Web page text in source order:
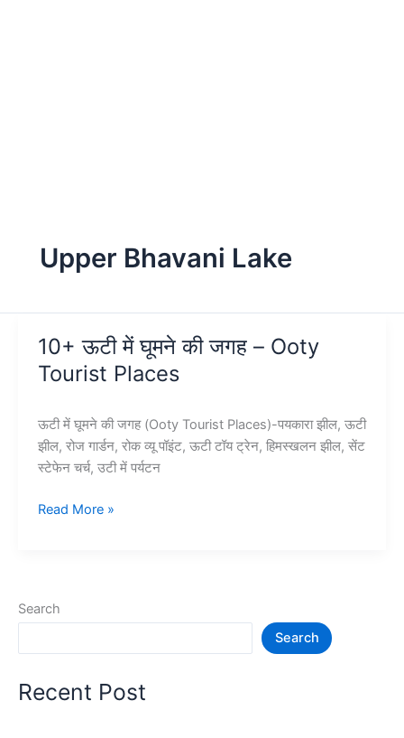
Upper Bhavani Lake
10+ ऊटी में घूमने की जगह – Ooty
Tourist Places
ऊटी में घूमने की जगह (Ooty Tourist Places)-पयकारा झील, ऊटी
झील, रोज गार्डन, रोक व्यू पॉइंट, ऊटी टॉय ट्रेन, हिमस्खलन झील, सेंट
स्टेफेन चर्च, उटी में पर्यटन
10+
जगह
Places
Read More »
Search
Search
Recent Post